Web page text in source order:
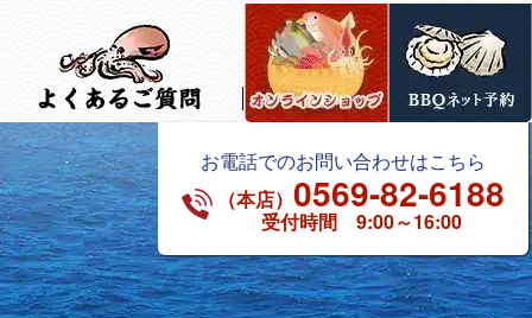
お電話でのお問い合わせはこちら
（本店） 0569-82-6188
受付時間 9:00～16:00